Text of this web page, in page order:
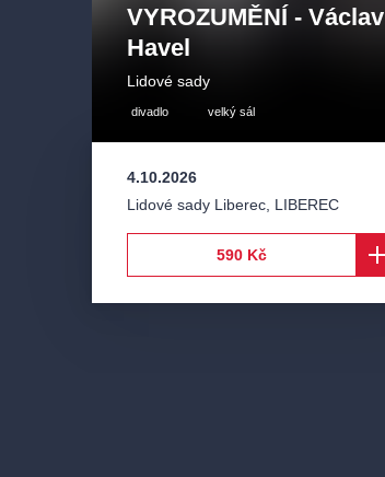
VYROZUMĚNÍ - Václav
Havel
Lidové sady
divadlo velký sál
4.10.2026
Lidové sady Liberec LIBEREC
590 Kč